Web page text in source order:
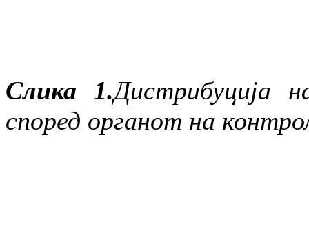
Слика 1.Дистрибуција
според органот на